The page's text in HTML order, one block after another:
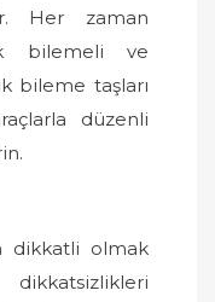
Her zaman
bilemeli ve
bileme taşları
düzenli
dikkatli olmak